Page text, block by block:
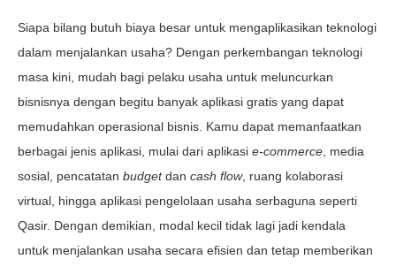
Siapa bilang butuh biaya besar untuk mengaplikasikan teknologi
dalam menjalankan usaha? Dengan perkembangan teknologi
masa kini, mudah bagi pelaku usaha untuk meluncurkan
bisnisnya dengan begitu banyak aplikasi gratis yang dapat
memudahkan operasional bisnis. Kamu dapat memanfaatkan
berbagai jenis aplikasi, mulai dari aplikasi e-commerce, media
sosial, pencatatan budgetdan cash flow, ruang kolaborasi
virtual, hingga aplikasi pengelolaan usaha serbaguna seperti
Qasir. Dengan demikian, modal kecil tidak lagi jadi kendala
untuk menjalankan usaha secara efisien dan tetap memberikan